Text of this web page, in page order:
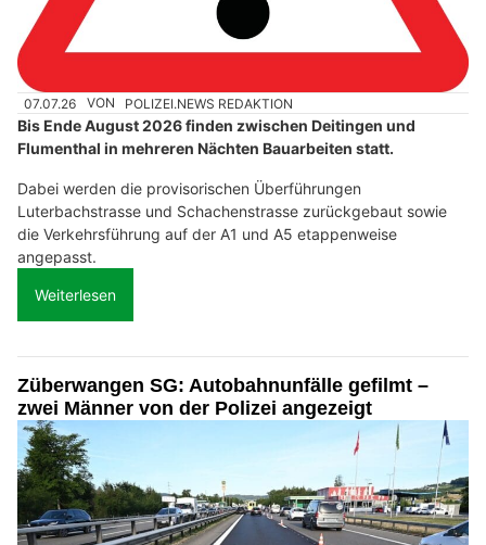
07.07.26 VON POLIZEI.NEWS REDAKTION
Bis Ende August 2026 finden zwischen Deitingen und
Flumenthal in mehreren Nächten Bauarbeiten statt.
Dabei werden die provisorischen Überführungen
Luterbachstrasse und Schachenstrasse zurückgebaut sowie
die Verkehrsführung auf der A1 und A5 etappenweise
angepasst.
Weiterlesen
Züberwangen SG: Autobahnunfälle gefilmt –
zwei Männer von der Polizei angezeigt